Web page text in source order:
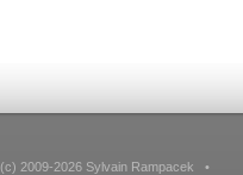
(c) 2009-2026 Sylvain Rampacek •